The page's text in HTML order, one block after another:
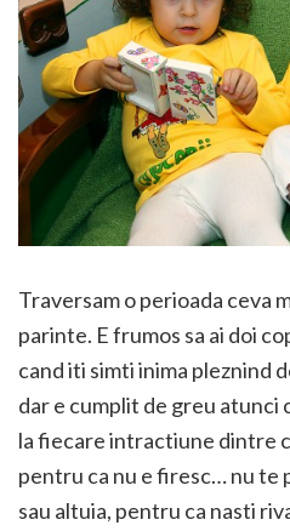
Traversam o perioada ceva
parinte. E frumos sa ai doi
cand iti simti inima pleznind
dar e cumplit de greu atunci
la fiecare intractiune dintre
pentru ca nu e firesc… nu te
sau altuia, pentru ca nasti